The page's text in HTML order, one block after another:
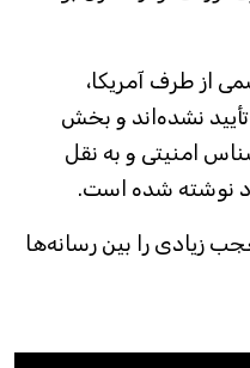
از طرف آمریکا،
تأیید نشده‌اند و بخش
امنیتی و به نقل
نوشته شده است.
زیادی را بین رسانه‌ها